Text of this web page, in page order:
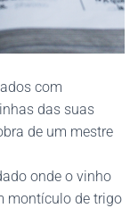
com
das suas
de um mestre
onde o vinho
montículo de trigo